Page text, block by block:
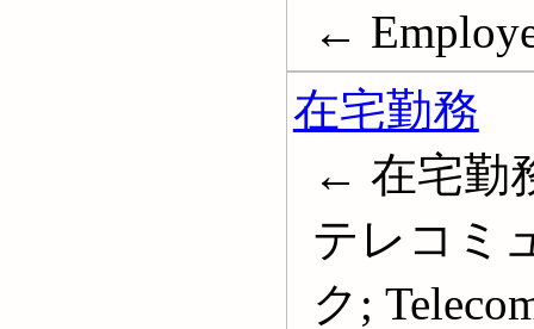
←
在宅勤務
← 在宅勤
テレコミ
ク;